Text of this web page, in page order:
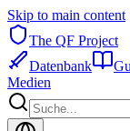
Skip to main content
The QF Project
Datenbank
Medien